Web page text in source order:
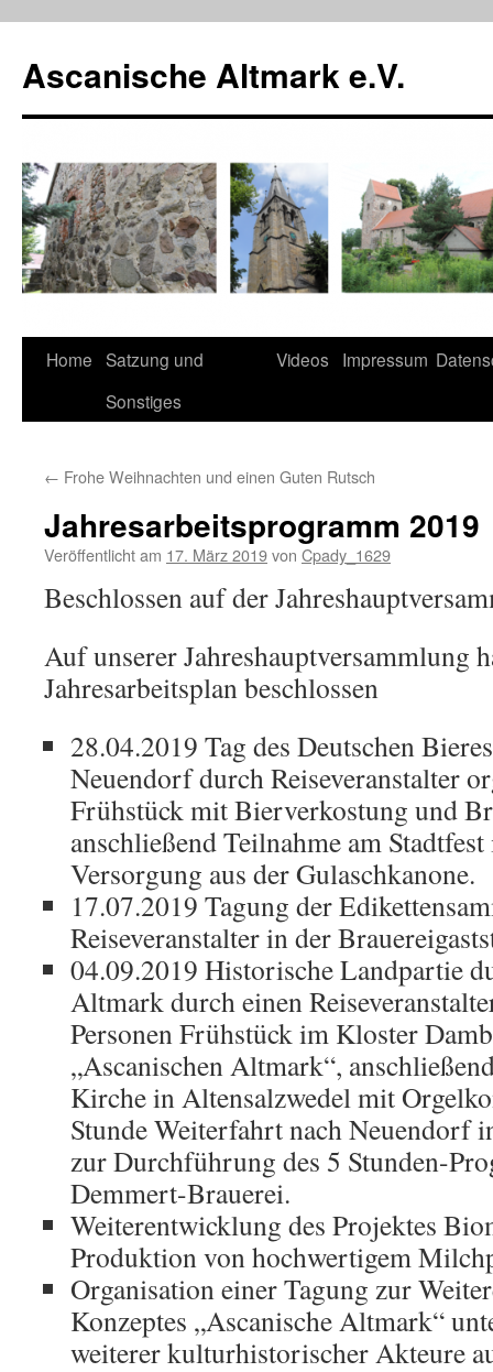
springen
Ascanische Altmark e.V.
Home Satzung und
Sonstiges
Videos Impressum
← Frohe Weihnachten und einen Guten Rutsch
Jahresarbeitsprogramm 2019
Veröffentlicht am 17. März 2019von Cpady_1629
Beschlossen auf der
Auf unserer Jahreshauptversammlung
Jahresarbeitsplan beschlossen
28.04.2019 Tag des Deutschen
Neuendorf durch Reiseveranstalter
Frühstück mit Bierverkostung und
anschließend Teilnahme am
Versorgung aus der Gulaschkanone.
17.07.2019 Tagung der
Reiseveranstalter in der
04.09.2019 Historische Landpartie
Altmark durch einen
Personen Frühstück im Kloster
„Ascanischen Altmark“,
Kirche in Altensalzwedel mit
Stunde Weiterfahrt nach Neuendorf
zur Durchführung des 5 Stunden-
Demmert-Brauerei.
Weiterentwicklung des Projektes
Produktion von hochwertigem
Organisation einer Tagung zur
Konzeptes „Ascanische Altmark“
weiterer kulturhistorischer Akteure